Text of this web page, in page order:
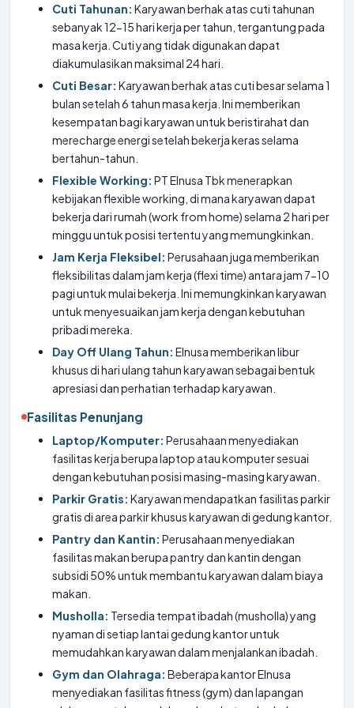
Cuti Tahunan: Karyawan berhak atas cuti tahunan
sebanyak 12-15 hari kerja per tahun, tergantung pada
masa kerja. Cuti yang tidak digunakan dapat
diakumulasikan maksimal 24 hari.
Cuti Besar: Karyawan berhak atas cuti besar selama 1
bulan setelah 6 tahun masa kerja. Ini memberikan
kesempatan bagi karyawan untuk beristirahat dan
merecharge energi setelah bekerja keras selama
bertahun-tahun.
Flexible Working: PT Elnusa Tbk menerapkan
kebijakan flexible working, di mana karyawan dapat
bekerja dari rumah (work from home) selama 2 hari per
minggu untuk posisi tertentu yang memungkinkan.
Jam Kerja Fleksibel: Perusahaan juga memberikan
fleksibilitas dalam jam kerja (flexi time) antara jam 7-10
pagi untuk mulai bekerja. Ini memungkinkan karyawan
untuk menyesuaikan jam kerja dengan kebutuhan
pribadi mereka.
Day Off Ulang Tahun: Elnusa memberikan libur
khusus di hari ulang tahun karyawan sebagai bentuk
apresiasi dan perhatian terhadap karyawan.
Fasilitas Penunjang
Laptop/Komputer: Perusahaan menyediakan
fasilitas kerja berupa laptop atau komputer sesuai
dengan kebutuhan posisi masing-masing karyawan.
Parkir Gratis: Karyawan mendapatkan fasilitas parkir
gratis di area parkir khusus karyawan di gedung kantor.
Pantry dan Kantin: Perusahaan menyediakan
fasilitas makan berupa pantry dan kantin dengan
subsidi 50% untuk membantu karyawan dalam biaya
makan.
Musholla: Tersedia tempat ibadah (musholla) yang
nyaman di setiap lantai gedung kantor untuk
memudahkan karyawan dalam menjalankan ibadah.
Gym dan Olahraga: Beberapa kantor Elnusa
menyediakan fasilitas fitness (gym) dan lapangan